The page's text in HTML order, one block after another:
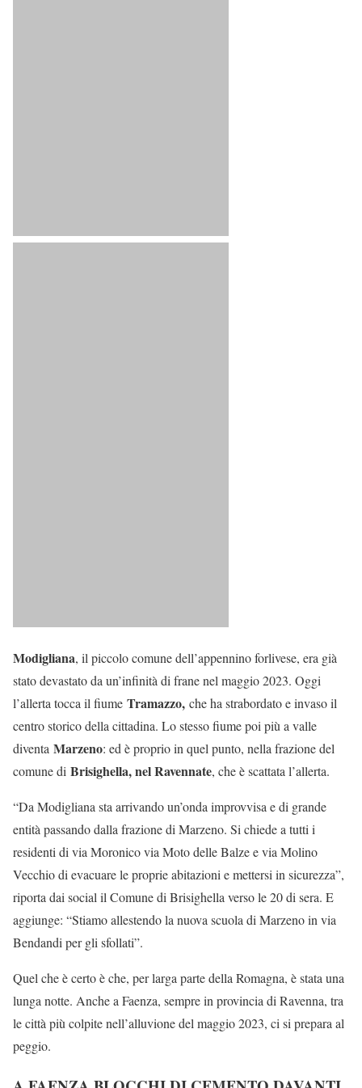
Modigliana, il piccolo comune dell’appennino forlivese, era già
stato devastato da un’infinità di frane nel maggio 2023. Oggi
l’allerta tocca il fiume Tramazzo, che ha strabordato e invaso il
centro storico della cittadina. Lo stesso fiume poi più a valle
diventa Marzeno: ed è proprio in quel punto, nella frazione del
comune di Brisighella, nel Ravennate, che è scattata l’allerta.
“Da Modigliana sta arrivando un’onda improvvisa e di grande
entità passando dalla frazione di Marzeno. Si chiede a tutti i
residenti di via Moronico via Moto delle Balze e via Molino
Vecchio di evacuare le proprie abitazioni e mettersi in sicurezza”,
riporta dai social il Comune di Brisighella verso le 20 di sera. E
aggiunge: “Stiamo allestendo la nuova scuola di Marzeno in via
Bendandi per gli sfollati”.
Quel che è certo è che, per larga parte della Romagna, è stata una
lunga notte. Anche a Faenza, sempre in provincia di Ravenna, tra
le città più colpite nell’alluvione del maggio 2023, ci si prepara al
peggio.